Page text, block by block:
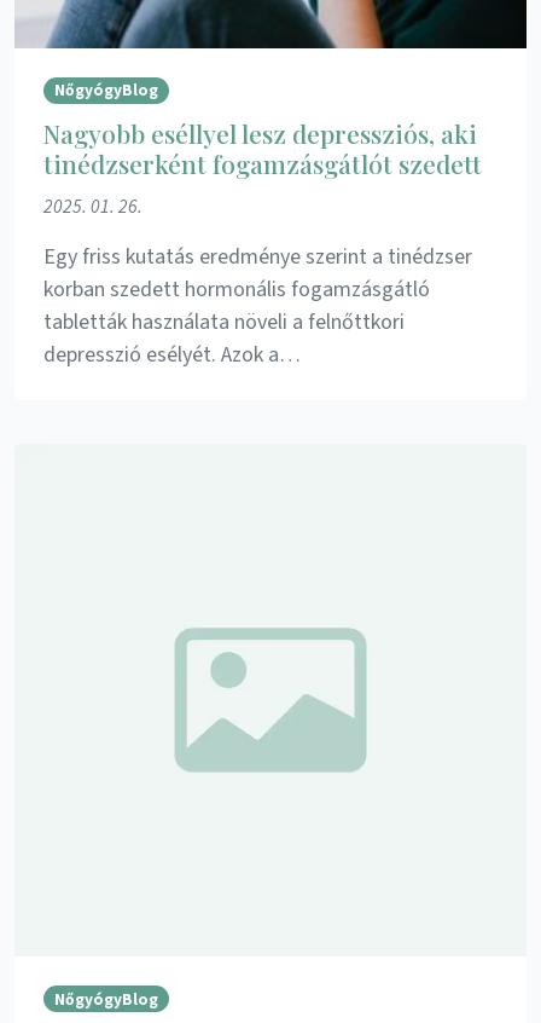
NőgyógyBlog
Nagyobb eséllyel lesz depressziós, aki
tinédzserként fogamzásgátlót szedett
2025. 01. 26.
Egy friss kutatás eredménye szerint a tinédzser
korban szedett hormonális fogamzásgátló
tabletták használata növeli a felnőttkori
depresszió esélyét. Azok a…
NőgyógyBlog